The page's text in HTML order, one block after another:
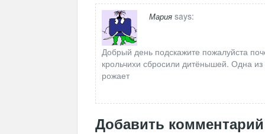
Мария says:
Добрый день подскажите пожалуйста
крольчихи сбросили дитёнышей. Одна
рожает
Добавить комментарий